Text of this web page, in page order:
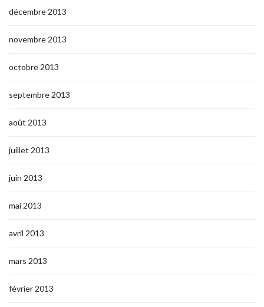
décembre 2013
novembre 2013
octobre 2013
septembre 2013
août 2013
juillet 2013
juin 2013
mai 2013
avril 2013
mars 2013
février 2013